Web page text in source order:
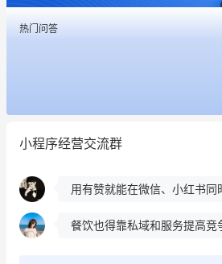
热门问答
小程序经营交流群
用有赞就能在微信、小红书同
冰墩墩货源充足需要的联系我
这个营销策划案例推荐大家看
用有赞就能在微信、小红书同
餐饮也得靠私域和服务提高竞